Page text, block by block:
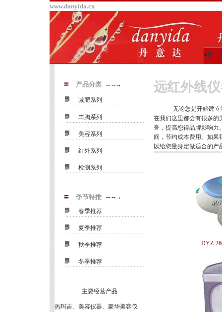
www.danyida.cn
■首
〓 产品分类 -- --→
■ 减肥系列
■ 丰胸系列
■ 美容系列
■ 红外系列
■ 检测系列
〓 季节特推 -- --→
■ 春季推荐
■ 夏季推荐
■ 秋季推荐
■ 冬季推荐
主要经营产品
热玛吉、美容仪器、豪华美容仪
远红外线
无论您是开始建立第
在我们这里都会有很多的
誉，提高您得品牌影响力
间，节约成本费用。如果
以给您量身定做适合的
DYZ-